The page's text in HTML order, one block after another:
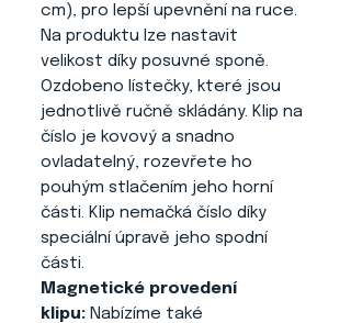
cm), pro lepší upevnění na ruce.
Na produktu lze nastavit
velikost díky posuvné sponě.
Ozdobeno lístečky, které jsou
jednotlivě ručně skládány. Klip na
číslo je kovový a snadno
ovladatelný, rozevřete ho
pouhým stlačením jeho horní
části. Klip nemačká číslo díky
speciální úpravě jeho spodní
části.
Magnetické provedení
klipu: Nabízíme také